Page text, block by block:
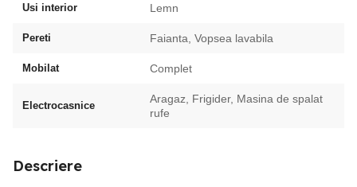
Usi interior Lemn
Pereti Faianta, Vopsea lavabila
Mobilat Complet
Electrocasnice
Aragaz, Frigider, Masina de spalat
rufe
Descriere